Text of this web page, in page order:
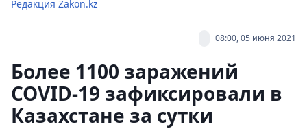
Редакция Zakon.kz
08:00, 05 июня 2021
Более 1100 заражений
COVID-19 зафиксировали в
Казахстане за сутки